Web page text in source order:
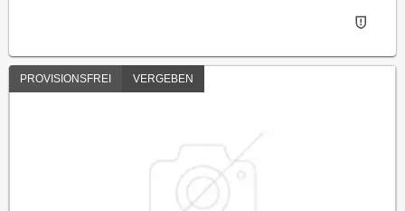
PROVISIONSFREI VERGEBEN